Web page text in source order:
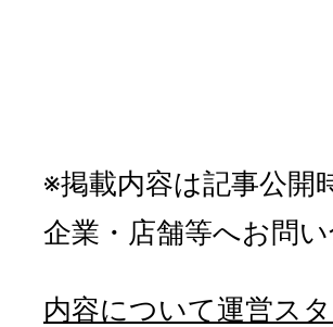
※掲載内容は記事公開
企業・店舗等へお問
内容について運営ス